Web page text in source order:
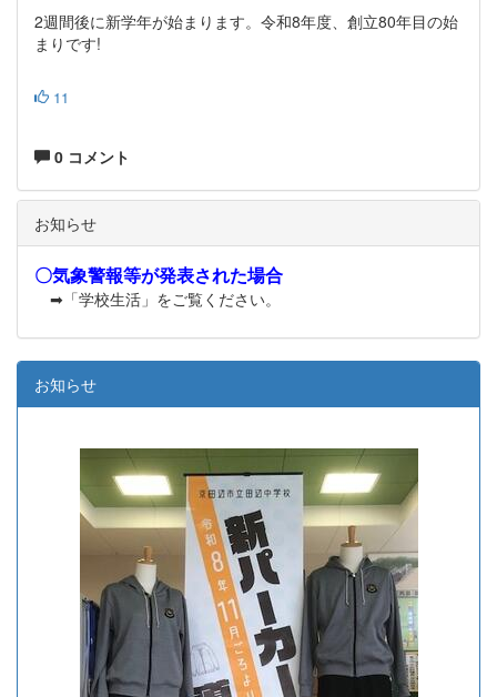
2週間後に新学年が始まります。令和8年度、創立80年目の始
まりです!
11
0 コメント
お知らせ
〇気象警報等が発表された場合
➡「学校生活」をご覧ください。
お知らせ